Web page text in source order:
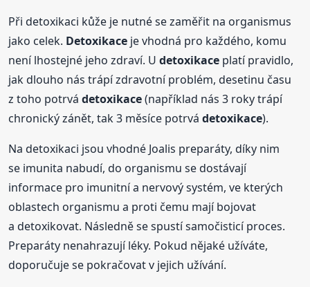
Při detoxikaci kůže je nutné se zaměřit na organismus
jako celek. Detoxikace je vhodná pro každého, komu
není lhostejné jeho zdraví. Udetoxikace platí pravidlo,
jak dlouho nás trápí zdravotní problém, desetinu času
z toho potrvádetoxikace(například nás 3 roky trápí
chronický zánět, tak 3 měsíce potrvádetoxikace).
Na detoxikaci jsou vhodné Joalis preparáty, díky nim
se imunita nabudí, do organismu se dostávají
informace pro imunitní a nervový systém, ve kterých
oblastech organismu a proti čemu mají bojovat
a detoxikovat. Následně se spustí samočisticí proces.
Preparáty nenahrazují léky. Pokud nějaké užíváte,
doporučuje se pokračovat v jejich užívání.